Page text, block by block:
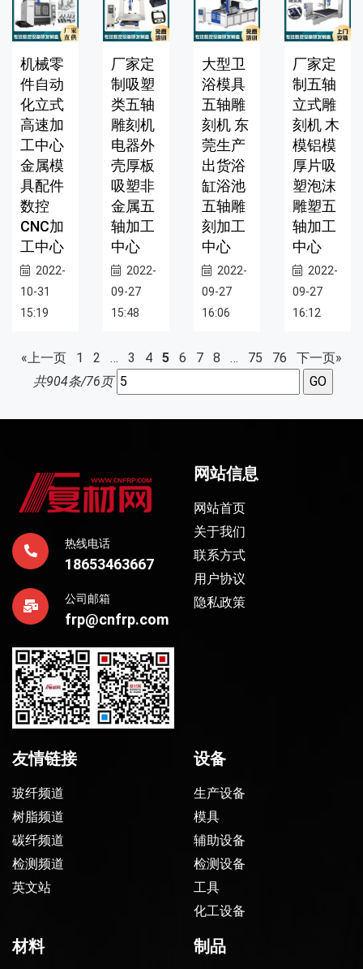
机械零
件自动
化立式
高速加
工中心
金属模
具配件
数控
CNC加
工中心
2022-
10-31
15:19
厂家定
制吸塑
类五轴
雕刻机
电器外
壳厚板
吸塑非
金属五
轴加工
中心
2022-
09-27
15:48
大型卫
浴模具
五轴雕
刻机 东
莞生产
出货浴
缸浴池
五轴雕
刻加工
中心
2022-
09-27
16:06
厂家定
制五轴
立式雕
刻机 木
模铝模
厚片吸
塑泡沫
雕塑五
轴加工
中心
2022-
09-27
16:12
«上一页 1 2 … 3 4 5 6 7 8 … 75 76
下一页»
共904条/76页
热线电话
18653463667
公司邮箱
frp@cnfrp.com
网站信息
网站首页
关于我们
联系方式
用户协议
隐私政策
友情链接
玻纤频道
树脂频道
碳纤频道
检测频道
英文站
设备
生产设备
模具
辅助设备
检测设备
工具
化工设备
材料 制品